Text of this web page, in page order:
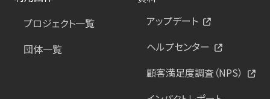
プロジェクト一覧
団体一覧
アップデート
ヘルプセンター
顧客満足度調査（NPS）